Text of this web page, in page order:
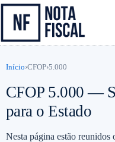
Pular
para
Início›CFOP›5.000
CFOP 5.000 —
para o Estado
Nesta página estão